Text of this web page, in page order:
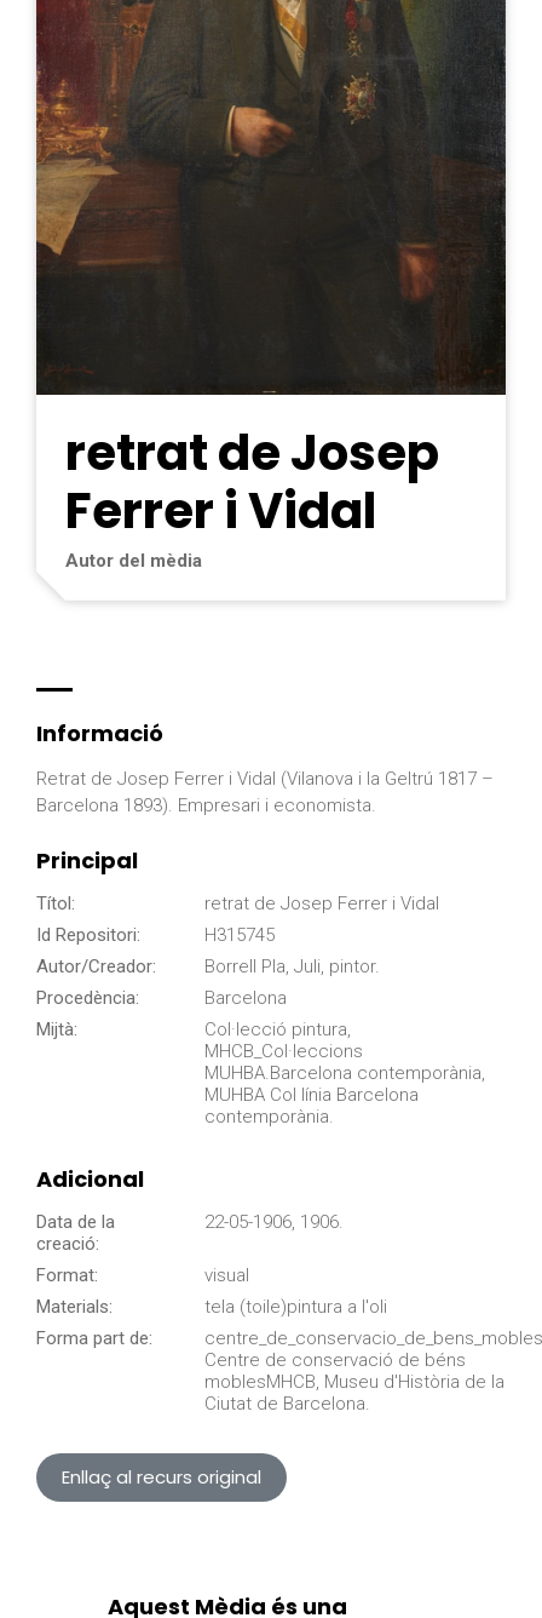
retrat de Josep
Ferrer i Vidal
Autor del mèdia
Informació
Retrat de Josep Ferrer i Vidal (Vilanova i la Geltrú 1817 –
Barcelona 1893). Empresari i economista.
Principal
Títol:
retrat de Josep Ferrer i Vidal
Id Repositori:
H315745
Autor/Creador:
Borrell Pla, Juli, pintor.
Procedència:
Barcelona
Mijtà:
Col·lecció pintura,
MHCB_Col·leccions
MUHBA.Barcelona contemporània,
MUHBA Col línia Barcelona
contemporània.
Adicional
Data de la
creació:
22-05-1906, 1906.
Format:
visual
Materials:
tela (toile)pintura a l'oli
Forma part de:
Centre de conservació de béns
moblesMHCB, Museu d'Història de la
Ciutat de Barcelona.
Enllaç al recurs original
Aquest Mèdia és una